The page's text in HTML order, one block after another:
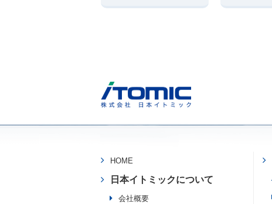
HOME
日本イトミックについて
会社概要